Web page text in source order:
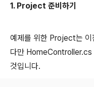
1. Project 준비하기
예제를 위한 Project는
다만 HomeController.cs
것입니다.